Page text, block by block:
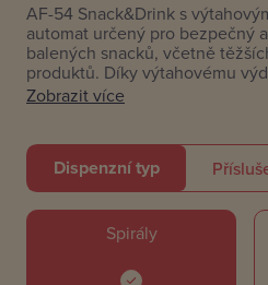
AF-54 Snack&Drink s
automat určený pro bezpečný
balených snacků, včetně
produktů. Díky výtahovému
Zobrazit více
Dispenzní typ
Spirály